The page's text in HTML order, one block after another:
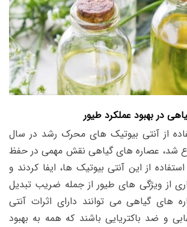
در بهبود عملکرد طیور
از آنتی بیوتیک های محرک رشد در سال
ممنوع شد، عصاره های گیاهی نقش مهمی در حفظ
از این آنتی بیوتیک ها، ایفا کردند و
از ویژگی های طیور از جمله ضریب تبدیل
های گیاهی می توانند دارای اثرات آنتی
و ضد باکتریایی باشند که همه به بهبود